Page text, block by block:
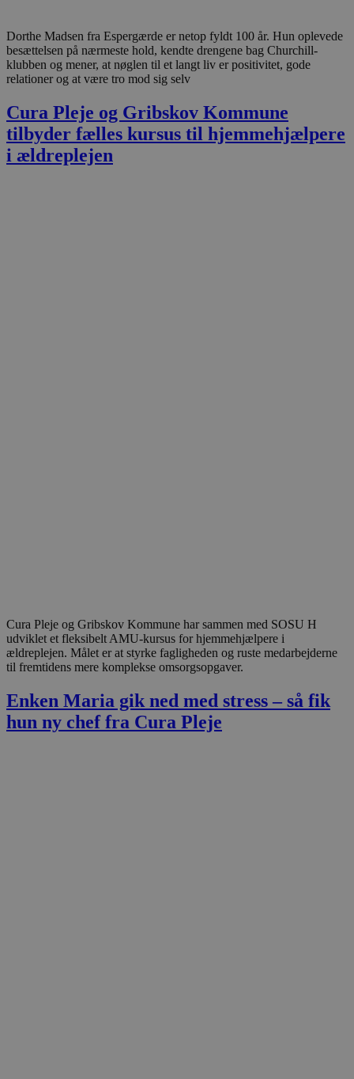
Dorthe Madsen fra Espergærde er netop fyldt 100 år. Hun oplevede
besættelsen på nærmeste hold, kendte drengene bag Churchill-
klubben og mener, at nøglen til et langt liv er positivitet, gode
relationer og at være tro mod sig selv
Cura Pleje og Gribskov Kommune
tilbyder fælles kursus til hjemmehjælpere
i ældreplejen
Cura Pleje og Gribskov Kommune har sammen med SOSU H
udviklet et fleksibelt AMU-kursus for hjemmehjælpere i
ældreplejen. Målet er at styrke fagligheden og ruste medarbejderne
til fremtidens mere komplekse omsorgsopgaver.
Enken Maria gik ned med stress – så fik
hun ny chef fra Cura Pleje